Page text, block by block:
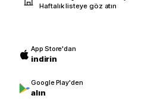
Haftalık listeye göz atın
App Store'dan
indirin
Google Play'den
alın